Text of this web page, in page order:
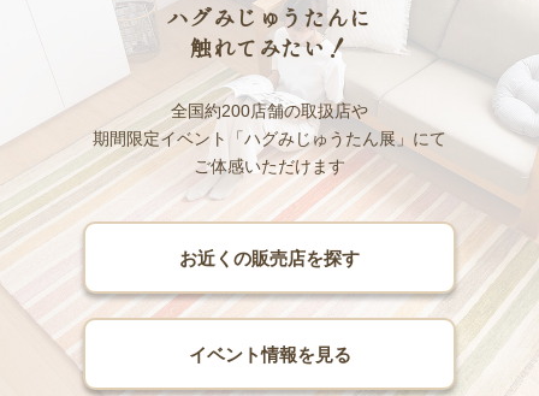
ハグみじゅうたんに
触れてみたい！
全国約200店舗の取扱店や
期間限定イベント「ハグみじゅうたん展」にて
ご体感いただけます
お近くの販売店を探す
イベント情報を見る